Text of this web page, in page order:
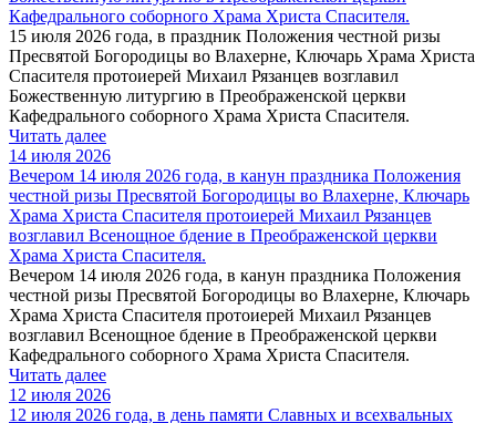
Кафедрального соборного Храма Христа Спасителя.
15 июля 2026 года, в праздник Положения честной ризы
Пресвятой Богородицы во Влахерне, Ключарь Храма Христа
Спасителя протоиерей Михаил Рязанцев возглавил
Божественную литургию в Преображенской церкви
Кафедрального соборного Храма Христа Спасителя.
Читать далее
14 июля 2026
Вечером 14 июля 2026 года, в канун праздника Положения
честной ризы Пресвятой Богородицы во Влахерне, Ключарь
Храма Христа Спасителя протоиерей Михаил Рязанцев
возглавил Всенощное бдение в Преображенской церкви
Храма Христа Спасителя.
Вечером 14 июля 2026 года, в канун праздника Положения
честной ризы Пресвятой Богородицы во Влахерне, Ключарь
Храма Христа Спасителя протоиерей Михаил Рязанцев
возглавил Всенощное бдение в Преображенской церкви
Кафедрального соборного Храма Христа Спасителя.
Читать далее
12 июля 2026
12 июля 2026 года, в день памяти Славных и всехвальных